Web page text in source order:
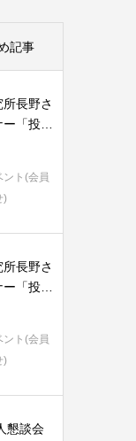
記事
長野さ
「投資
ント(会員
)
長野さ
「投資
ント(会員
)
懇談会